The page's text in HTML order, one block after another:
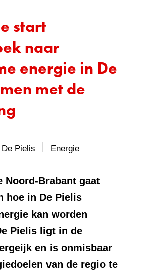
start
naar
energie in De
met de
De Pielis EnergieBevat
element:
Foto
Noord-Brabant gaat
hoe in De Pielis
kan worden
Pielis ligt in de
en is onmisbaar
van de regio te